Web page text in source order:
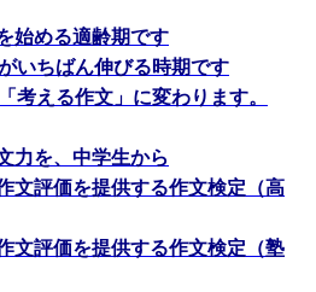
始める適齢期です
いちばん伸びる時期です
考える作文」に変わります。
力を、中学生から
文評価を提供する作文検定（高
文評価を提供する作文検定（塾